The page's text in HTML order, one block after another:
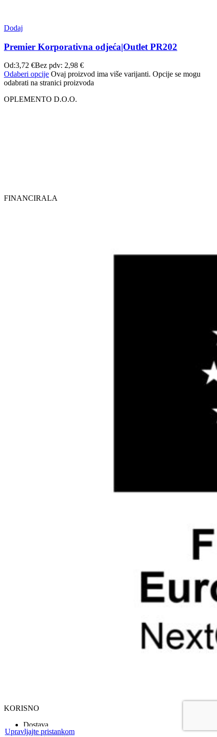
Dodaj
Premier Korporativna odjeća|Outlet PR202
Od:3,72 €Bez pdv: 2,98 €
Odaberi opcije Ovaj proizvod ima više varijanti. Opcije se mogu
odabrati na stranici proizvoda
OPLEMENTO D.O.O.
FINANCIRALA
KORISNO
Dostava
Način plaćanja
Upravljajte pristankom